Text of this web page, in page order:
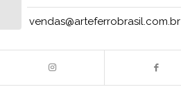
vendas@arteferrobrasil.com.br
114/9/BR